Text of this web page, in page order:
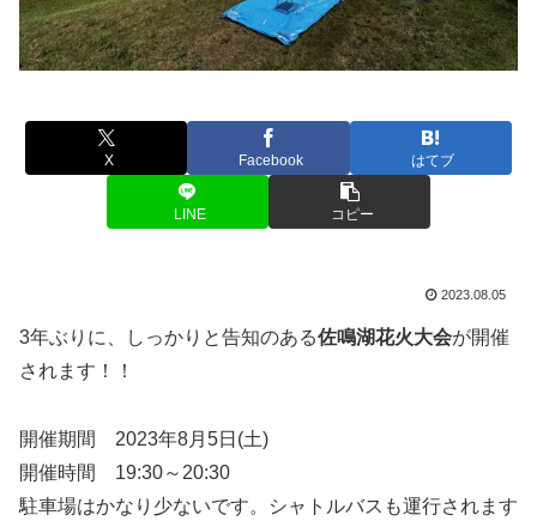
X Facebook はてブ
LINE コピー
2023.08.05
3年ぶりに、しっかりと告知のある佐鳴湖花火大会が開催
されます！！
開催期間 2023年8月5日(土)
開催時間 19:30～20:30
駐車場はかなり少ないです。シャトルバスも運行されます